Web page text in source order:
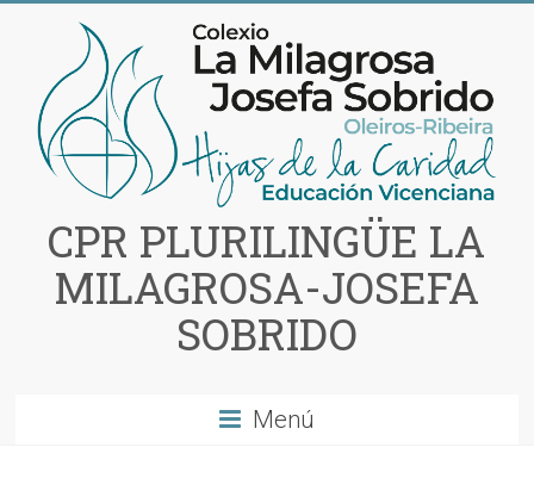
contenido
CPR PLURILINGÜE LA
MILAGROSA-JOSEFA
SOBRIDO
Menú